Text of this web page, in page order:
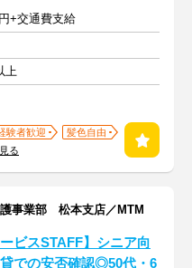
+交通費支給
上
験者歓迎
髪色自由
る
事業部 松本支店／MTM
ービスSTAFF】シニア向
での安否確認◎50代・6